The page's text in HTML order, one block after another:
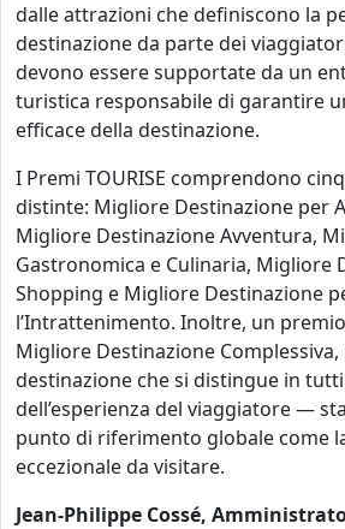
dalle attrazioni che definiscono la
destinazione da parte dei
devono essere supportate da un
turistica responsabile di garantire
efficace della destinazione.
I Premi TOURISE comprendono
distinte: Migliore Destinazione per
Migliore Destinazione Avventura,
Gastronomica e Culinaria, Migliore
Shopping e Migliore Destinazione
l’Intrattenimento. Inoltre, un
Migliore Destinazione
destinazione che si distingue in
dell’esperienza del viaggiatore —
punto di riferimento globale come
eccezionale da visitare.
Jean-Philippe Cossé,